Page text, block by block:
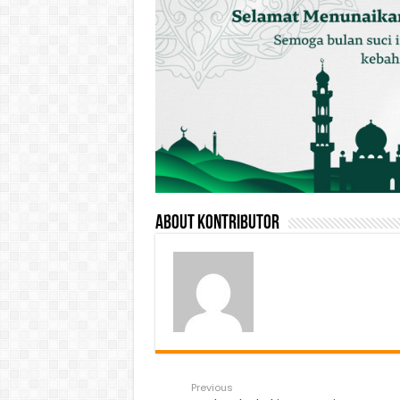
About Kontributor
Previous